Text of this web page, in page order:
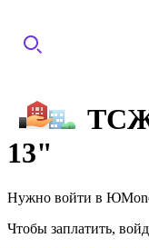
13"
Нужно войти в
Чтобы заплатить,